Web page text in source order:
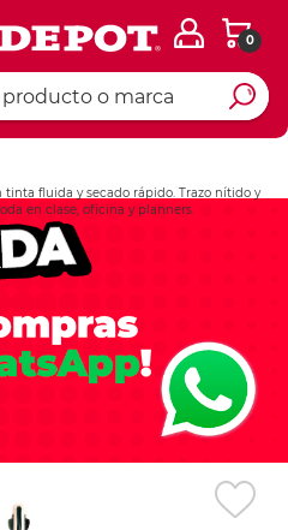
0
fluida y secado rápido. Trazo nítido y
en clase, oficina y planners.
Ingresar Codigo